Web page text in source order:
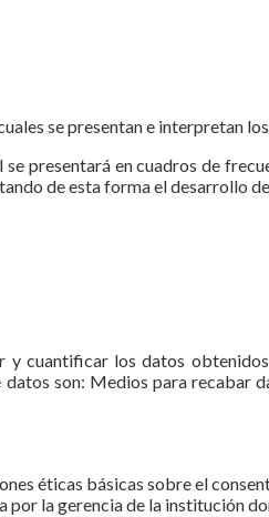
se presentan e interpretan
presentará en cuadros de
de esta forma el desarrollo
cuantificar los datos
son: Medios para
éticas básicas sobre el
la gerencia de la institución